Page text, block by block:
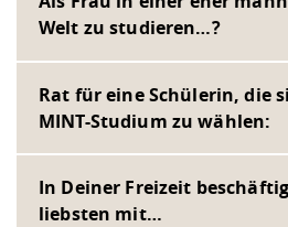
Welt zu studieren…?
Rat für eine Schülerin, die
MINT-Studium zu wählen:
In Deiner Freizeit
liebsten mit…